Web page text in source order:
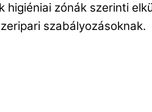
zónák szerinti
szabályozásoknak.